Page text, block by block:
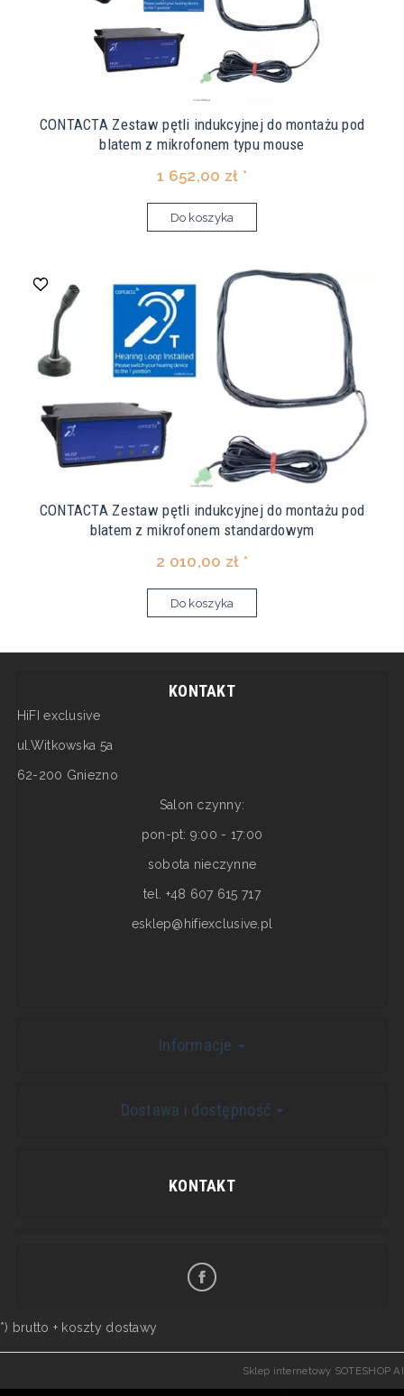
CONTACTA Zestaw pętli indukcyjnej do montażu pod
blatem z mikrofonem typu mouse
1 652,00 zł *
Do koszyka
CONTACTA Zestaw pętli indukcyjnej do montażu pod
blatem z mikrofonem standardowym
2 010,00 zł *
Do koszyka
KONTAKT
HiFI exclusive
ul.Witkowska 5a
62-200 Gniezno
Salon czynny:
pon-pt: 9:00 - 17:00
sobota nieczynne
tel. +48 607 615 717
esklep@hifiexclusive.pl
Informacje
Dostawa i dostępność
KONTAKT
*) brutto + koszty dostawy
Sklep internetowy SOTESHOP AI